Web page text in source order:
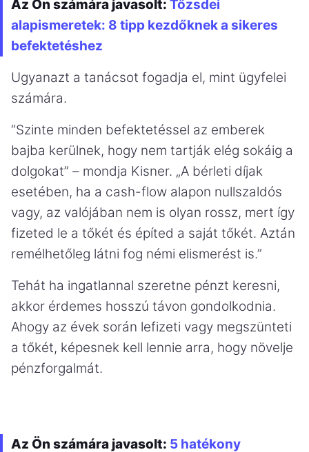
Az Ön számára javasolt: Tőzsdei
alapismeretek: 8 tipp kezdőknek a sikeres
befektetéshez
Ugyanazt a tanácsot fogadja el, mint ügyfelei
számára.
“Szinte minden befektetéssel az emberek
bajba kerülnek, hogy nem tartják elég sokáig a
dolgokat” – mondja Kisner. „A bérleti díjak
esetében, ha a cash-flow alapon nullszaldós
vagy, az valójában nem is olyan rossz, mert így
fizeted le a tőkét és építed a saját tőkét. Aztán
remélhetőleg látni fog némi elismerést is.”
Tehát ha ingatlannal szeretne pénzt keresni,
akkor érdemes hosszú távon gondolkodnia.
Ahogy az évek során lefizeti vagy megszünteti
a tőkét, képesnek kell lennie arra, hogy növelje
pénzforgalmát.
Az Ön számára javasolt: 5 hatékony